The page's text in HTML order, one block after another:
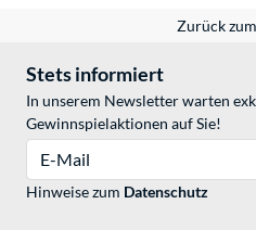
Zurück
Stets informiert
In unserem Newsletter warten
Gewinnspielaktionen auf Sie!
Hinweise zum Datenschutz